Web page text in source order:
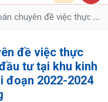
chuyên đề việc thực ...
đề việc thực
tư tại khu kinh
đoạn 2022-2024